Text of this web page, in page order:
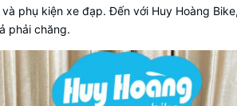
phụ kiện xe đạp. Đến với Huy Hoàng
phải chăng.